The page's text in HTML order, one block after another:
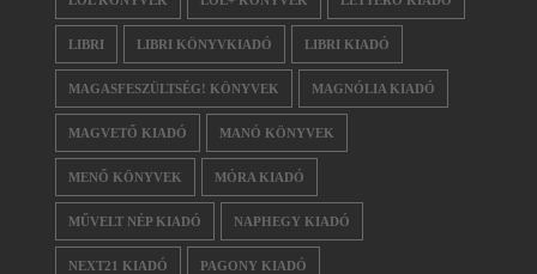
LIBRI LIBRI KÖNYVKIADÓ LIBRI KIADÓ
MAGASFESZÜLTSÉG! KÖNYVEK MAGNÓLIA KIADÓ
MAGVETŐ KIADÓ MANÓ KÖNYVEK
MENŐ KÖNYVEK MÓRA KIADÓ
MŰVELT NÉP KIADÓ NAPHEGY KIADÓ
NEXT21 KIADÓ PAGONY KIADÓ